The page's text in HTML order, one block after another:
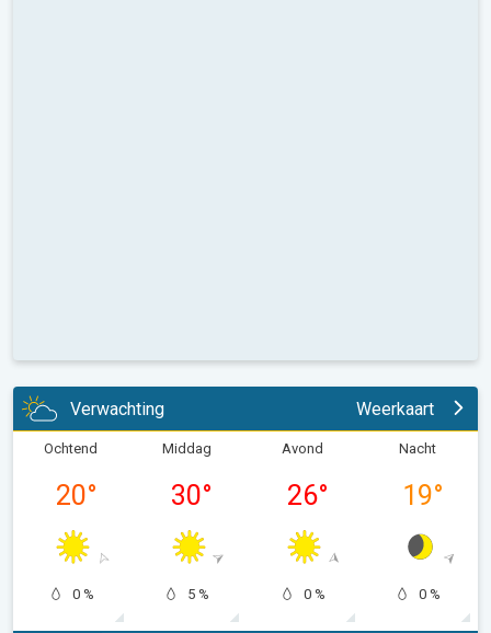
Verwachting Weerkaart
Ochtend
20°
0 %
Middag
30°
5 %
Avond
26°
0 %
Nacht
19°
0 %